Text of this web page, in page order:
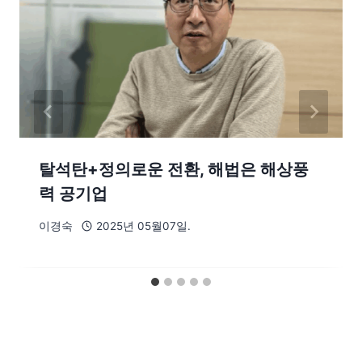
탈석탄+정의로운 전환, 해법은 해상풍
력 공기업
이경숙 2025년 05월07일.